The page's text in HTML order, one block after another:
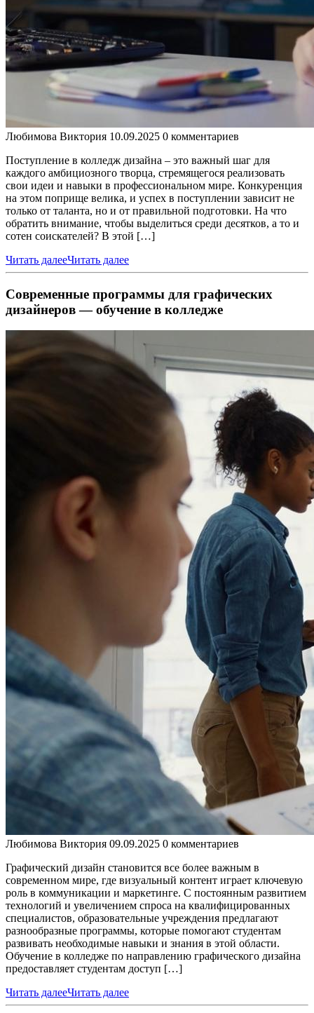
Любимова Виктория 10.09.2025 0 комментариев
Поступление в колледж дизайна – это важный шаг для
каждого амбициозного творца, стремящегося реализовать
свои идеи и навыки в профессиональном мире. Конкуренция
на этом поприще велика, и успех в поступлении зависит не
только от таланта, но и от правильной подготовки. На что
обратить внимание, чтобы выделиться среди десятков, а то и
сотен соискателей? В этой […]
Читать далееЧитать далее
Современные программы для графических
дизайнеров — обучение в колледже
Любимова Виктория 09.09.2025 0 комментариев
Графический дизайн становится все более важным в
современном мире, где визуальный контент играет ключевую
роль в коммуникации и маркетинге. С постоянным развитием
технологий и увеличением спроса на квалифицированных
специалистов, образовательные учреждения предлагают
разнообразные программы, которые помогают студентам
развивать необходимые навыки и знания в этой области.
Обучение в колледже по направлению графического дизайна
предоставляет студентам доступ […]
Читать далееЧитать далее